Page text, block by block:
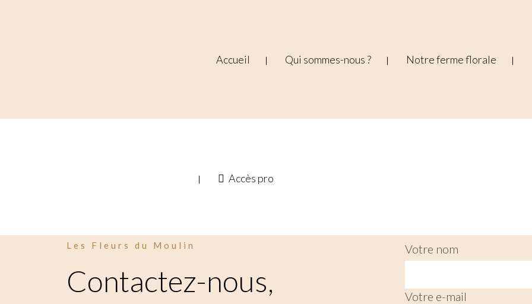
Accueil Qui sommes-nous ? Notre ferme florale
Accès pro
Les Fleurs du Moulin
Contactez-nous,
Votre nom
Votre e-mail